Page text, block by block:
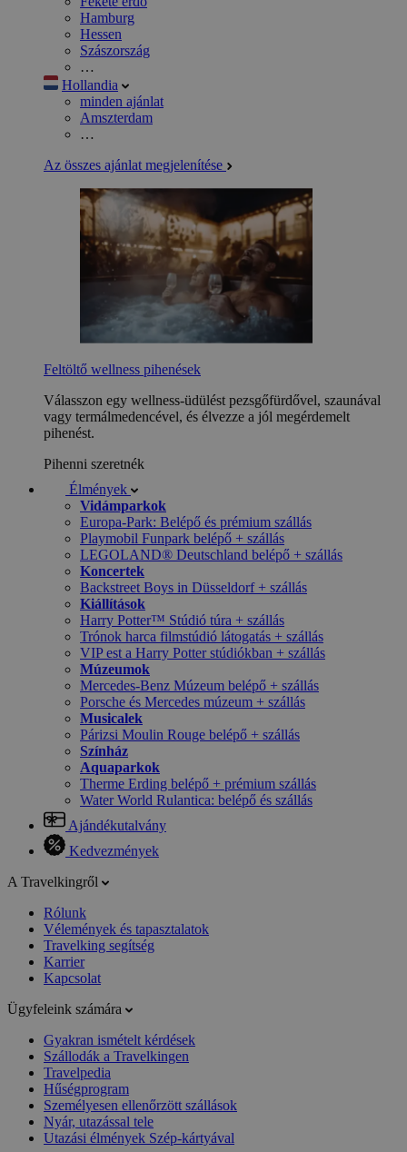
Hamburg
Hessen
Szászország
…
Hollandia
minden ajánlat
Amszterdam
…
Az összes ajánlat megjelenítése
Feltöltő wellness pihenések
Válasszon egy wellness-üdülést pezsgőfürdővel, szaunával
vagy termálmedencével, és élvezze a jól megérdemelt
pihenést.
Pihenni szeretnék
Élmények
Vidámparkok
Europa-Park: Belépő és prémium szállás
Playmobil Funpark belépő + szállás
LEGOLAND® Deutschland belépő + szállás
Koncertek
Backstreet Boys in Düsseldorf + szállás
Kiállítások
Harry Potter™ Stúdió túra + szállás
Trónok harca filmstúdió látogatás + szállás
VIP est a Harry Potter stúdiókban + szállás
Múzeumok
Mercedes-Benz Múzeum belépő + szállás
Porsche és Mercedes múzeum + szállás
Musicalek
Párizsi Moulin Rouge belépő + szállás
Színház
Aquaparkok
Therme Erding belépő + prémium szállás
Water World Rulantica: belépő és szállás
Ajándékutalvány
Kedvezmények
A Travelkingről
Rólunk
Vélemények és tapasztalatok
Travelking segítség
Karrier
Kapcsolat
Ügyfeleink számára
Gyakran ismételt kérdések
Szállodák a Travelkingen
Travelpedia
Hűségprogram
Személyesen ellenőrzött szállások
Nyár, utazással tele
Utazási élmények Szép-kártyával